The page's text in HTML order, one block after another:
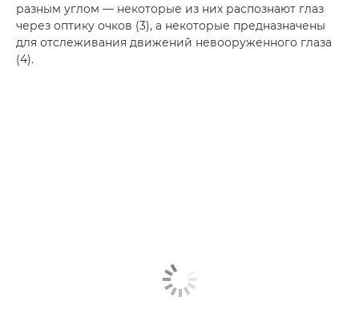
разным углом — некоторые из них распознают глаз
через оптику очков (3), а некоторые предназначены
для отслеживания движений невооруженного глаза
(4).